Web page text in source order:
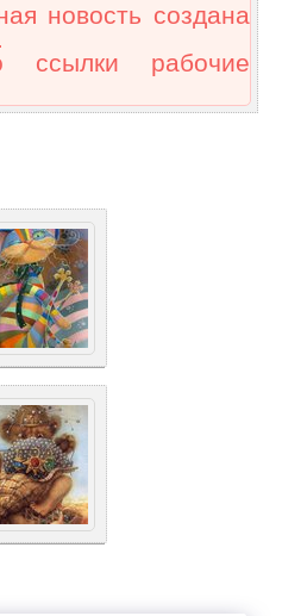
новость создана
ссылки рабочие